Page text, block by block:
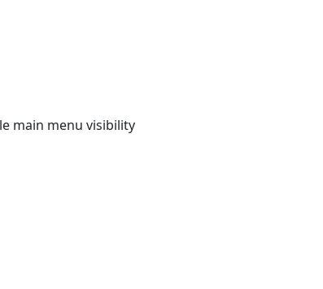
main menu visibility